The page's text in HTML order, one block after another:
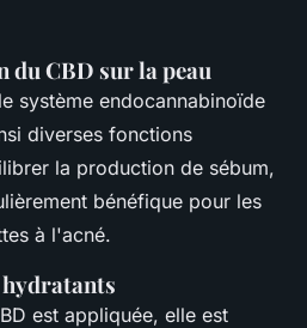
du CBD sur la peau
système endocannabinoïde
diverses fonctions
la production de sébum,
bénéfique pour les
à l'acné.
est appliquée, elle est